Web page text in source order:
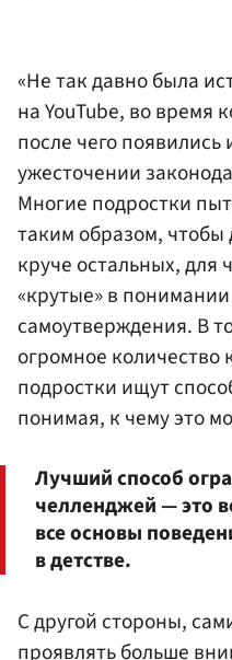
«Не так давно была
на YouTube, во время
после чего
ужесточении
Многие подростки
таким образом, чтобы
круче остальных, для
«крутые» в
самоутверждения. В
огромное количество
подростки ищут
понимая, к чему это
Лучший способ
челленджей — это
все основы
в детстве.
С другой стороны,
проявлять больше